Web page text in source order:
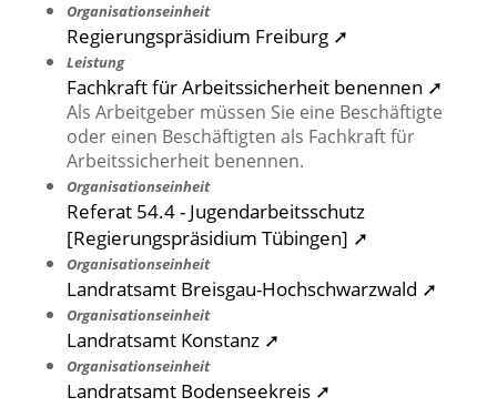
Organisationseinheit
Regierungspräsidium Freiburg ➚
Leistung
Fachkraft für Arbeitssicherheit benennen ➚
Als Arbeitgeber müssen Sie eine Beschäftigte
oder einen Beschäftigten als Fachkraft für
Arbeitssicherheit benennen.
Organisationseinheit
Referat 54.4 - Jugendarbeitsschutz
[Regierungspräsidium Tübingen] ➚
Organisationseinheit
Landratsamt Breisgau-Hochschwarzwald ➚
Organisationseinheit
Landratsamt Konstanz ➚
Organisationseinheit
Landratsamt Bodenseekreis ➚